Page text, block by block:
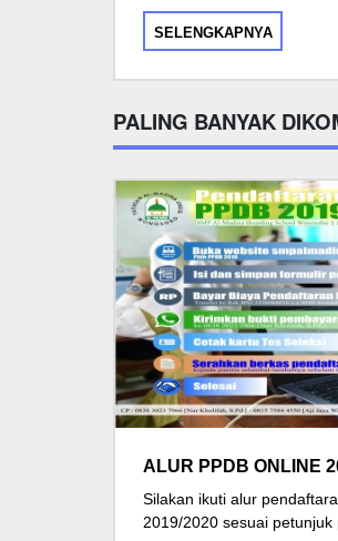
SELENGKAPNYA
PALING BANYAK
ALUR PPDB ONLINE
Silakan ikuti alur
2019/2020 sesuai petunjuk